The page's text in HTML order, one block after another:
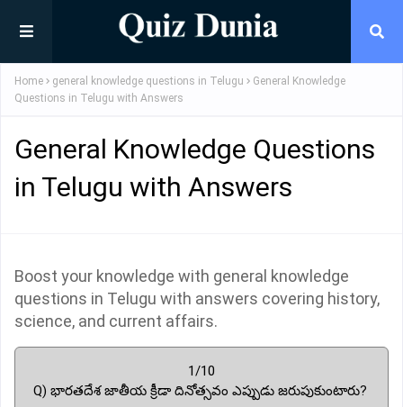
Home general knowledge questions in Telugu
General Knowledge
Questions in Telugu with Answers
General Knowledge Questions
in Telugu with Answers
Boost your knowledge with general knowledge
questions in Telugu with answers covering history,
science, and current affairs.
1/10
Q) భారతదేశ జాతీయ క్రీడా దినోత్సవం ఎప్పుడు జరుపుకుంటారు?